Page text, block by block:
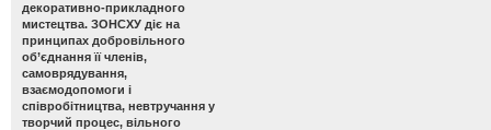
декоративно-прикладного
мистецтва. ЗОНСХУ діє на
принципах добровільного
об’єднання її членів,
самоврядування,
взаємодопомоги і
співробітництва, невтручання у
творчий процес, вільного